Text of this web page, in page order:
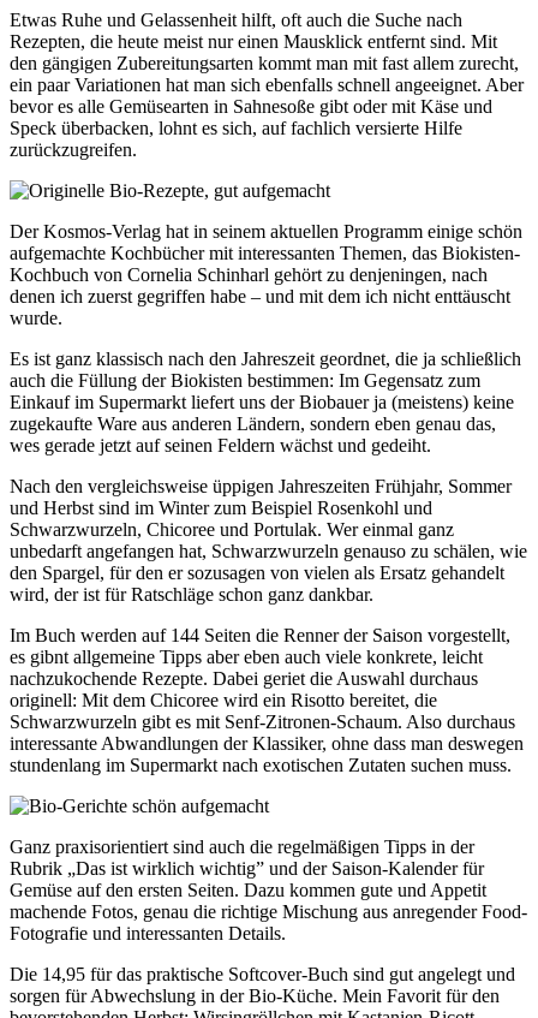
Etwas Ruhe und Gelassenheit hilft, oft auch die Suche nach
Rezepten, die heute meist nur einen Mausklick entfernt sind. Mit
den gängigen Zubereitungsarten kommt man mit fast allem zurecht,
ein paar Variationen hat man sich ebenfalls schnell angeeignet. Aber
bevor es alle Gemüsearten in Sahnesoße gibt oder mit Käse und
Speck überbacken, lohnt es sich, auf fachlich versierte Hilfe
zurückzugreifen.
Der Kosmos-Verlag hat in seinem aktuellen Programm einige schön
aufgemachte Kochbücher mit interessanten Themen, das Biokisten-
Kochbuch von Cornelia Schinharl gehört zu denjeningen, nach
denen ich zuerst gegriffen habe – und mit dem ich nicht enttäuscht
wurde.
Es ist ganz klassisch nach den Jahreszeit geordnet, die ja schließlich
auch die Füllung der Biokisten bestimmen: Im Gegensatz zum
Einkauf im Supermarkt liefert uns der Biobauer ja (meistens) keine
zugekaufte Ware aus anderen Ländern, sondern eben genau das,
wes gerade jetzt auf seinen Feldern wächst und gedeiht.
Nach den vergleichsweise üppigen Jahreszeiten Frühjahr, Sommer
und Herbst sind im Winter zum Beispiel Rosenkohl und
Schwarzwurzeln, Chicoree und Portulak. Wer einmal ganz
unbedarft angefangen hat, Schwarzwurzeln genauso zu schälen, wie
den Spargel, für den er sozusagen von vielen als Ersatz gehandelt
wird, der ist für Ratschläge schon ganz dankbar.
Im Buch werden auf 144 Seiten die Renner der Saison vorgestellt,
es gibnt allgemeine Tipps aber eben auch viele konkrete, leicht
nachzukochende Rezepte. Dabei geriet die Auswahl durchaus
originell: Mit dem Chicoree wird ein Risotto bereitet, die
Schwarzwurzeln gibt es mit Senf-Zitronen-Schaum. Also durchaus
interessante Abwandlungen der Klassiker, ohne dass man deswegen
stundenlang im Supermarkt nach exotischen Zutaten suchen muss.
Ganz praxisorientiert sind auch die regelmäßigen Tipps in der
Rubrik „Das ist wirklich wichtig” und der Saison-Kalender für
Gemüse auf den ersten Seiten. Dazu kommen gute und Appetit
machende Fotos, genau die richtige Mischung aus anregender Food-
Fotografie und interessanten Details.
Die 14,95 für das praktische Softcover-Buch sind gut angelegt und
sorgen für Abwechslung in der Bio-Küche. Mein Favorit für den